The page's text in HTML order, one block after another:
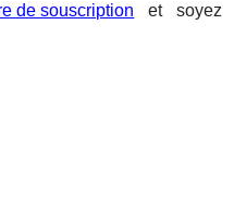
de souscription et soyez